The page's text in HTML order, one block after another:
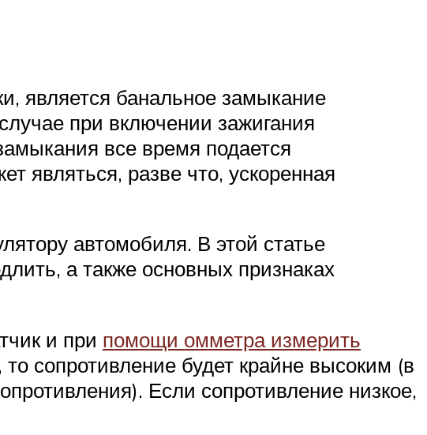
является банальное замыкание
при включении зажигания
все время подается
являться, разве что, ускоренная
автомобиля. В этой статье
а также основных признаках
и при помощи омметра измерить
сопротивление будет крайне высоким (в
Если сопротивление низкое,